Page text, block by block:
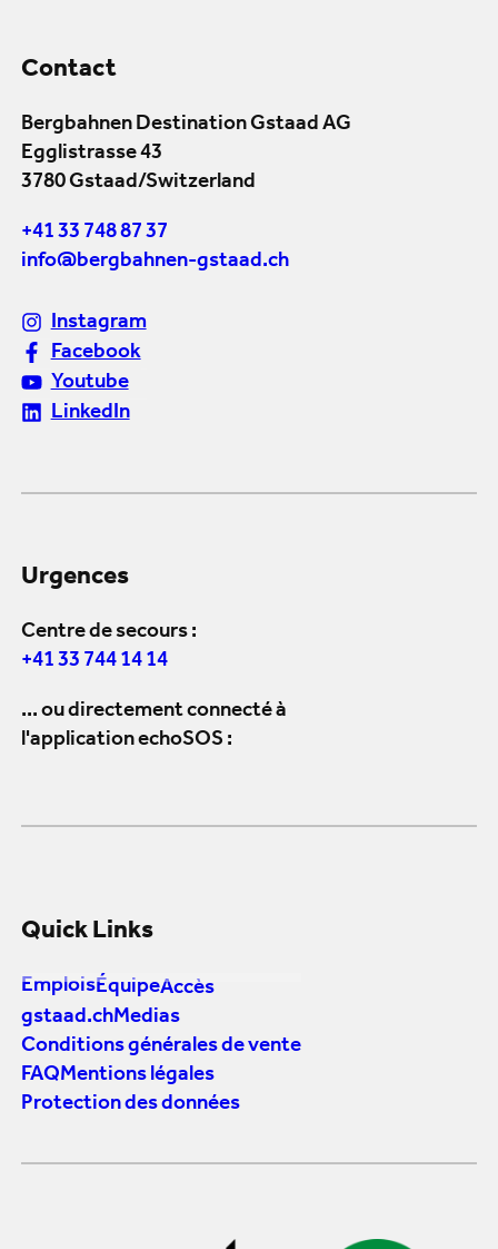
Contact
Bergbahnen Destination Gstaad AG
Egglistrasse 43
3780 Gstaad/Switzerland
+41 33 748 87 37
info@bergbahnen-gstaad.ch
Instagram
Facebook
Youtube
LinkedIn
Urgences
Centre de secours :
+41 33 744 14 14
... ou directement connecté à
l'application echoSOS :
Quick Links
EmploisÉquipeAccès
gstaad.chMedias
Conditions générales de vente
FAQMentions légales
Protection des données